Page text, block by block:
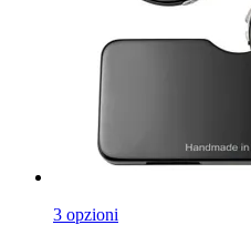
3 opzioni